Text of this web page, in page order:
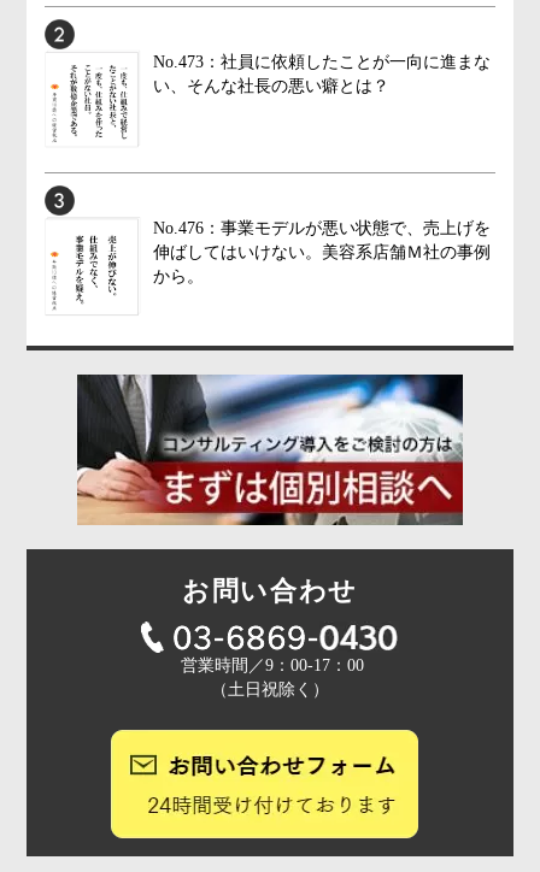
No.473：社員に依頼したことが一向に進まな
い、そんな社長の悪い癖とは？
No.476：事業モデルが悪い状態で、売上げを
伸ばしてはいけない。美容系店舗Ｍ社の事例
から。
お問い合わせ
営業時間／9：00-17：00
（土日祝除く）